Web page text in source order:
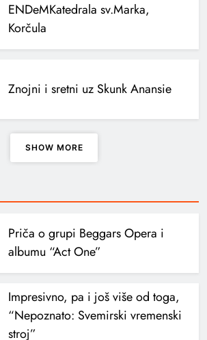
ENDeMKatedrala sv.Marka,
Korčula
Znojni i sretni uz Skunk Anansie
SHOW MORE
Priča o grupi Beggars Opera i
albumu “Act One”
Impresivno, pa i još više od toga,
“Nepoznato: Svemirski vremenski
stroj”